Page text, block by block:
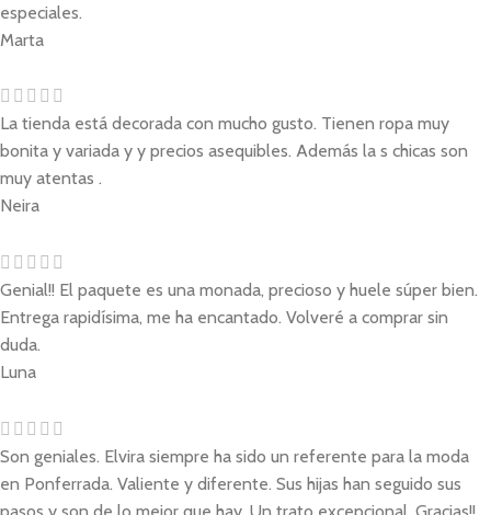
especiales.
Marta
La tienda está decorada con mucho gusto. Tienen ropa muy
bonita y variada y y precios asequibles. Además la s chicas son
muy atentas .
Neira
Genial!! El paquete es una monada, precioso y huele súper bien.
Entrega rapidísima, me ha encantado. Volveré a comprar sin
duda.
Luna
Son geniales. Elvira siempre ha sido un referente para la moda
en Ponferrada. Valiente y diferente. Sus hijas han seguido sus
pasos y son de lo mejor que hay. Un trato excepcional. Gracias!!